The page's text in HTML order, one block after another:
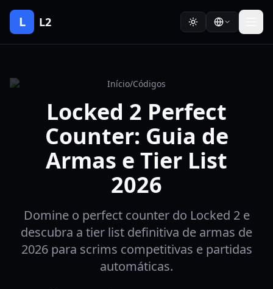
L L2
Início/Códigos
Locked 2 Perfect
Counter: Guia de
Armas e Tier List
2026
Domine o perfect counter do Locked 2 e
descubra a tier list definitiva de armas de
2026 para scrims competitivas e partidas
automáticas.